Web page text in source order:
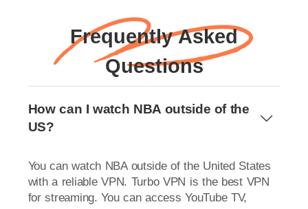
Frequently Asked
Questions
How can I watch NBA outside of the
US?
You can watch NBA outside of the United States
with a reliable VPN. Turbo VPN is the best VPN
for streaming. You can access YouTube TV,